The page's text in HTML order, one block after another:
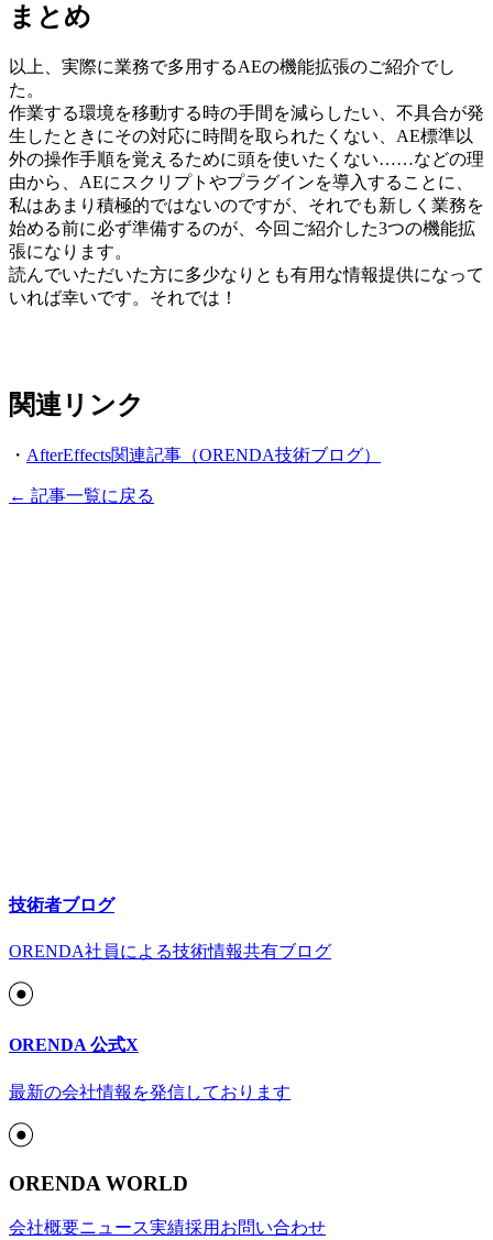
まとめ
以上、実際に業務で多用するAEの機能拡張のご紹介でし
た。
作業する環境を移動する時の手間を減らしたい、不具合が発
生したときにその対応に時間を取られたくない、AE標準以
外の操作手順を覚えるために頭を使いたくない……などの理
由から、AEにスクリプトやプラグインを導入することに、
私はあまり積極的ではないのですが、それでも新しく業務を
始める前に必ず準備するのが、今回ご紹介した3つの機能拡
張になります。
読んでいただいた方に多少なりとも有用な情報提供になって
いれば幸いです。それでは！
関連リンク
・ AfterEffects関連記事（ORENDA技術ブログ）
← 記事一覧に戻る
技術者ブログ
ORENDA社員による技術情報共有ブログ
ORENDA 公式X
最新の会社情報を発信しております
ORENDA WORLD
会社概要ニュース実績採用 お問い合わせ